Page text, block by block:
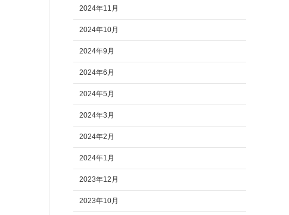
2024年11月
2024年10月
2024年9月
2024年6月
2024年5月
2024年3月
2024年2月
2024年1月
2023年12月
2023年10月